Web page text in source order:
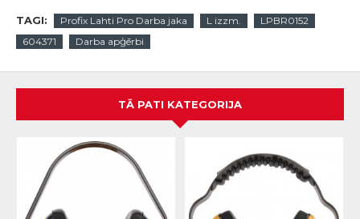
TAGI: Profix Lahti Pro Darba jaka L izzm.
LPBR0152
604371
Darba apģērbi
TĀ PATI KATEGORIJA